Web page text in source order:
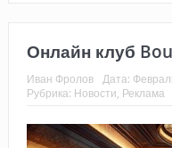
Онлайн клуб
Иван Фролов Дата:
Рубрика: Новости, Реклама